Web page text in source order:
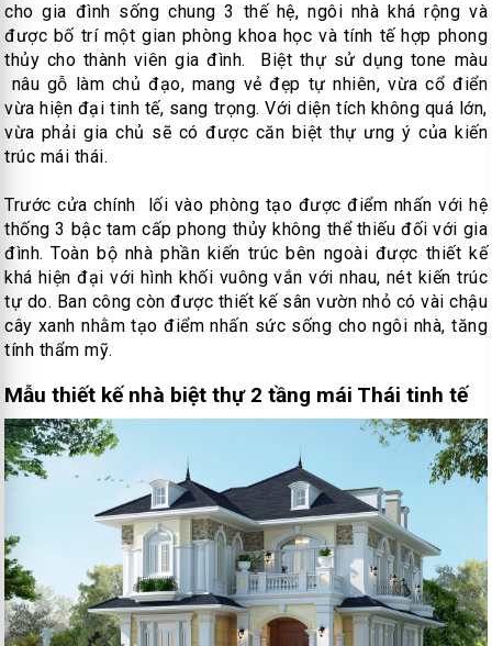
cho gia đình sống chung 3 thế hệ, ngôi nhà khá rộng và
được bố trí một gian phòng khoa học và tính tế hợp phong
thủy cho thành viên gia đình. Biệt thự sử dụng tone màu
nâu gỗ làm chủ đạo, mang vẻ đẹp tự nhiên, vừa cổ điển
vừa hiện đại tinh tế, sang trọng. Với diện tích không quá lớn,
vừa phải gia chủ sẽ có được căn biệt thự ưng ý của kiến
trúc mái thái.
Trước cửa chính lối vào phòng tạo được điểm nhấn với hệ
thống 3 bậc tam cấp phong thủy không thể thiếu đối với gia
đình. Toàn bộ nhà phần kiến trúc bên ngoài được thiết kế
khá hiện đại với hình khối vuông vắn với nhau, nét kiến trúc
tự do. Ban công còn được thiết kế sân vườn nhỏ có vài chậu
cây xanh nhằm tạo điểm nhấn sức sống cho ngôi nhà, tăng
tính thẩm mỹ.
Mẫu thiết kế nhà biệt thự 2 tầng mái Thái tinh tế